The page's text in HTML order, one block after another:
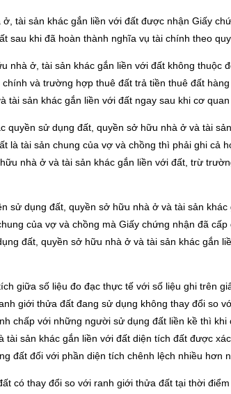
tài sản khác gắn liền với đất được nhận Giấy
sau khi đã hoàn thành nghĩa vụ tài chính theo
nhà ở, tài sản khác gắn liền với đất không thuộc
và trường hợp thuê đất trả tiền thuê đất
tài sản khác gắn liền với đất ngay sau khi cơ quan
quyền sử dụng đất, quyền sở hữu nhà ở và tài
là tài sản chung của vợ và chồng thì phải ghi cả
nhà ở và tài sản khác gắn liền với đất, trừ
sử dụng đất, quyền sở hữu nhà ở và tài sản
của vợ và chồng mà Giấy chứng nhận đã
đất, quyền sở hữu nhà ở và tài sản khác gắn
giữa số liệu đo đạc thực tế với số liệu ghi trên
giới thửa đất đang sử dụng không thay đổi so
chấp với những người sử dụng đất liền kề thì
tài sản khác gắn liền với đất diện tích đất được
đất đối với phần diện tích chênh lệch nhiều hơn
có thay đổi so với ranh giới thửa đất tại thời